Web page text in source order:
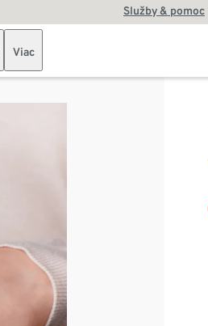
Služby & pomoc
Viac